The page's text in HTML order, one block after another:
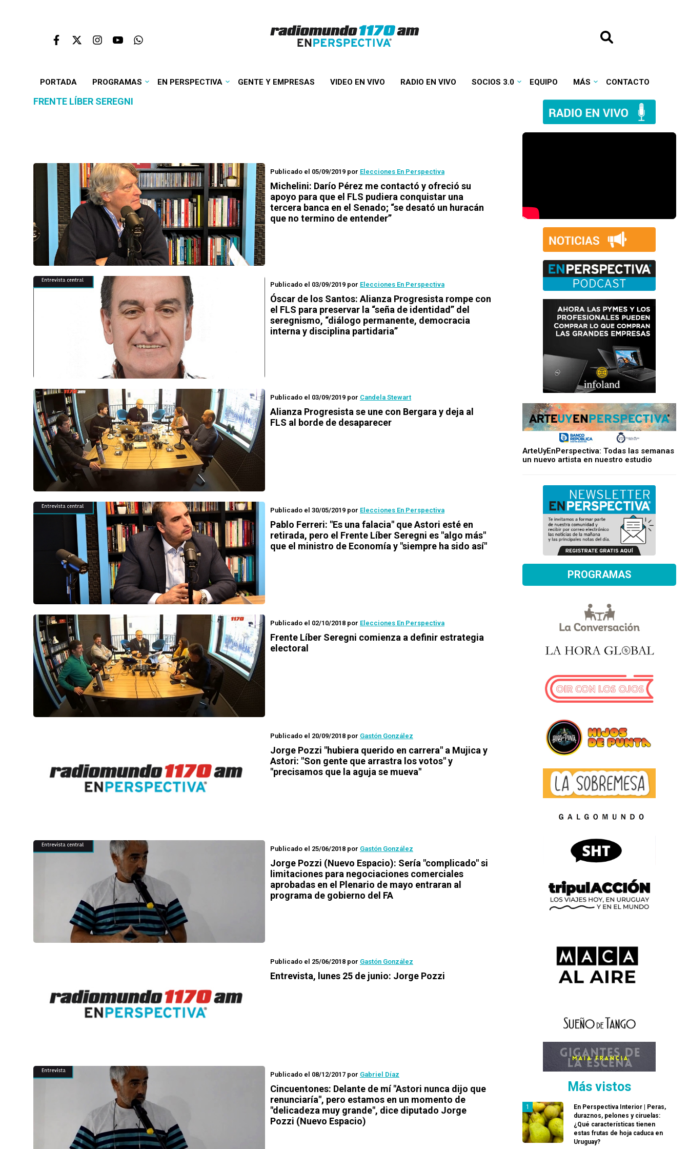
PORTADA PROGRAMAS EN PERSPECTIVA GENTE Y EMPRESAS VIDEO EN VIVO RADIO EN VIVO SOCIOS 3.0 EQUIPO MÁS CONTACTO
FRENTE LÍBER SEREGNI
Publicado el 05/09/2019 por Elecciones En Perspectiva
Michelini: Darío Pérez me contactó y ofreció su
apoyo para que el FLS pudiera conquistar una
tercera banca en el Senado; “se desató un huracán
que no termino de entender”
Publicado el 03/09/2019 por Elecciones En Perspectiva
Óscar de los Santos: Alianza Progresista rompe con
el FLS para preservar la “seña de identidad” del
seregnismo, “diálogo permanente, democracia
interna y disciplina partidaria”
Publicado el 03/09/2019 por Candela Stewart
Alianza Progresista se une con Bergara y deja al
FLS al borde de desaparecer
Publicado el 30/05/2019 por Elecciones En Perspectiva
Pablo Ferreri: "Es una falacia" que Astori esté en
retirada, pero el Frente Líber Seregni es "algo más"
que el ministro de Economía y "siempre ha sido así"
Publicado el 02/10/2018 por Elecciones En Perspectiva
Frente Líber Seregni comienza a definir estrategia
electoral
Publicado el 20/09/2018 por Gastón González
Jorge Pozzi "hubiera querido en carrera" a Mujica y
Astori: "Son gente que arrastra los votos" y
"precisamos que la aguja se mueva"
Publicado el 25/06/2018 por Gastón González
Jorge Pozzi (Nuevo Espacio): Sería "complicado" si
limitaciones para negociaciones comerciales
aprobadas en el Plenario de mayo entraran al
programa de gobierno del FA
Publicado el 25/06/2018 por Gastón González
Entrevista, lunes 25 de junio: Jorge Pozzi
Publicado el 08/12/2017 por Gabriel Díaz
Cincuentones: Delante de mí "Astori nunca dijo que
renunciaría", pero estamos en un momento de
"delicadeza muy grande", dice diputado Jorge
Pozzi (Nuevo Espacio)
ArteUyEnPerspectiva: Todas las semanas
un nuevo artista en nuestro estudio
PROGRAMAS
Más vistos
En Perspectiva Interior | Peras,
duraznos, pelones y ciruelas:
¿Qué características tienen
estas frutas de hoja caduca en
Uruguay?